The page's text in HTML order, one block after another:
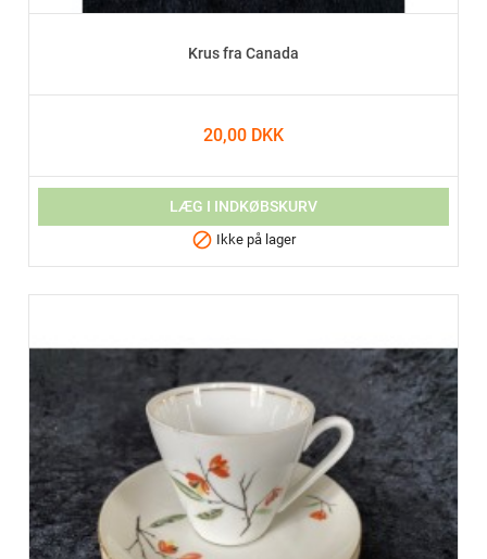
Krus fra Canada
20,00 DKK
LÆG I INDKØBSKURV
 Ikke på lager